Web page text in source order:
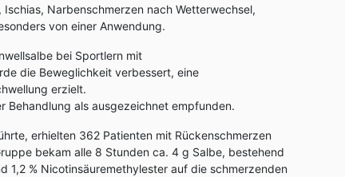
Narbenschmerzen nach Wetterwechsel,
von einer Anwendung.
bei Sportlern mit
die Beweglichkeit verbessert, eine
erzielt.
Behandlung als ausgezeichnet empfunden.
erhielten 362 Patienten mit Rückenschmerzen
bekam alle 8 Stunden ca. 4 g Salbe, bestehend
1,2 % Nicotinsäuremethylester auf die schmerzenden